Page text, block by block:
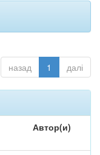
назад 1 далі
Автор(и)